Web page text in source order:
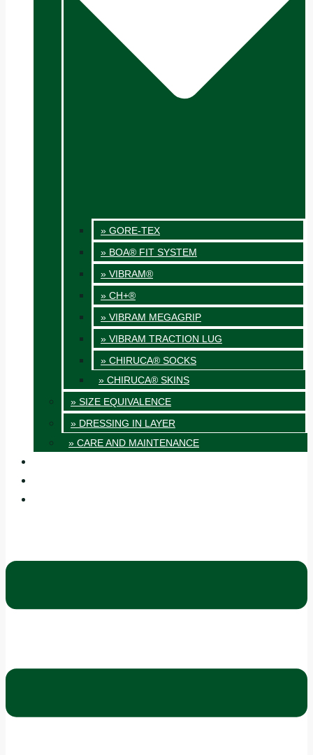
» GORE-TEX
» BOA® FIT SYSTEM
» VIBRAM®
» CH+®
» VIBRAM MEGAGRIP
» VIBRAM TRACTION LUG
» CHIRUCA® SOCKS
» CHIRUCA® SKINS
» SIZE EQUIVALENCE
» DRESSING IN LAYER
» CARE AND MAINTENANCE